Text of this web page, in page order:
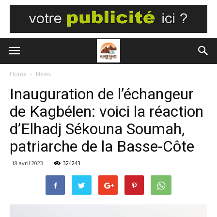
Home News
Inauguration de l’échangeur
de Kagbélen: voici la réaction
d’Elhadj Sékouna Soumah,
patriarche de la Basse-Côte
18 avril 2023 324243